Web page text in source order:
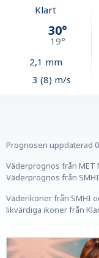
Klart
30°
19°
2,1 mm
3 (8) m/s
Prognosen uppdaterad
Väderprognos från MET
Väderprognos från
Väderikoner från SMHI
likvärdiga ikoner från